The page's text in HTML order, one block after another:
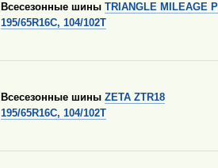
Всесезонные шины TRIANGLE MILEAGE
195/65R16C, 104/102T
Всесезонные шины ZETA ZTR18
195/65R16C, 104/102T